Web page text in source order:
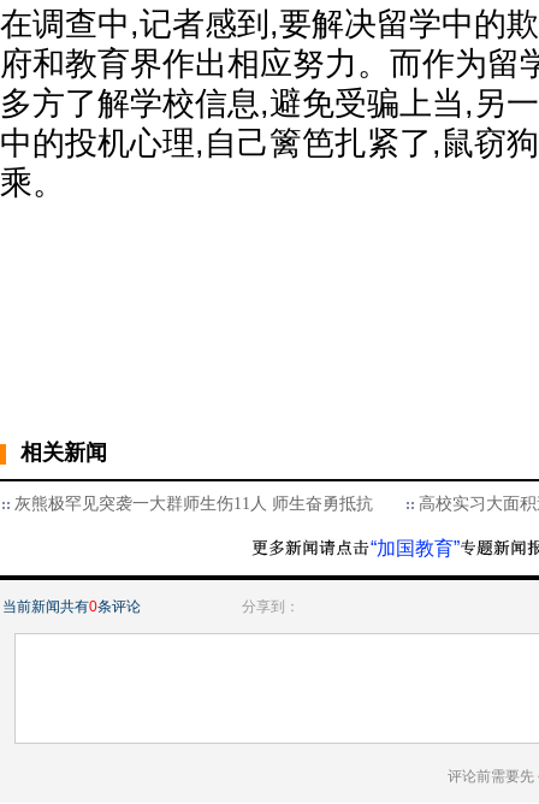
在调查中,记者感到,要解决留学中的
府和教育界作出相应努力。而作为留
多方了解学校信息,避免受骗上当,另
中的投机心理,自己篱笆扎紧了,鼠窃
乘。
相关新闻
灰熊极罕见突袭一大群师生伤11人 师生奋勇抵抗 高校实习大面
“加国教育”
当前新闻共有0条评论 分享到：
评论前需要先